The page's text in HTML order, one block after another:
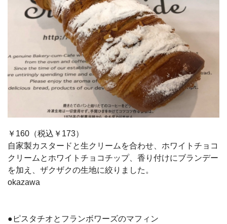
￥160（税込￥173）
自家製カスタードと生クリームを合わせ、ホワイトチョコ
クリームとホワイトチョコチップ、香り付けにブランデー
を加え、ザクザクの生地に絞りました。
okazawa
●ピスタチオとフランボワーズのマフィン